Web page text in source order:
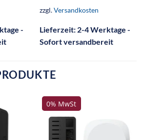
-
zzgl.Versandkosten
Lieferzeit: 2-4 Werktage -
Sofort versandbereit
0% MwSt